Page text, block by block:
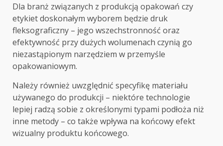
Dla branż związanych z produkcją opakowań czy
etykiet doskonałym wyborem będzie druk
fleksograficzny – jego wszechstronność oraz
efektywność przy dużych wolumenach czynią go
niezastąpionym narzędziem w przemyśle
opakowaniowym.
Należy również uwzględnić specyfikę materiału
używanego do produkcji – niektóre technologie
lepiej radzą sobie z określonymi typami podłoża niż
inne metody – co także wpływa na końcowy efekt
wizualny produktu końcowego.